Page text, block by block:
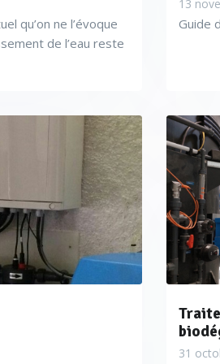
nominal de la turbine [3 -
de la conductivité cationique de
de la majeure partie de
élimination pour atteindre les
niveaux d’oxygène supérieurs
problèmes sévères de corrosion
une métallurgie en fer qu’avec une
la magnétite dans le système nulle.
qu’on ne l’évoque
de l’eau reste
13
Guide
31